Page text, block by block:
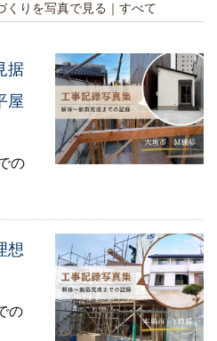
くりを写真で見る｜すべて
据
屋
の
想
の